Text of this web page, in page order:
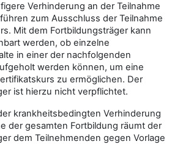
Verhinderung an der Teilnahme
zum Ausschluss der Teilnahme
Mit dem Fortbildungsträger kann
werden, ob einzelne
in einer der nachfolgenden
werden können, um eine
zu ermöglichen. Der
ist hierzu nicht verpflichtet.
krankheitsbedingten Verhinderung
der gesamten Fortbildung räumt der
dem Teilnehmenden gegen Vorlage